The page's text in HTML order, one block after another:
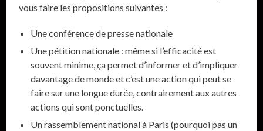
vous faire les propositions suivantes :
Une conférence de presse nationale
Une pétition nationale : même si l’efficacité est
souvent minime, ça permet d’informer et d’impliquer
davantage de monde et c’est une action qui peut se
faire sur une longue durée, contrairement aux autres
actions qui sont ponctuelles.
Un rassemblement national à Paris (pourquoi pas un